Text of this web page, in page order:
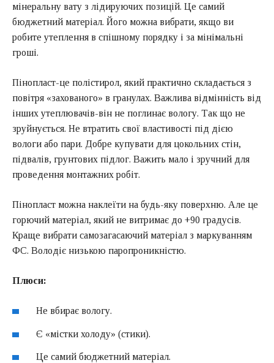
мінеральну вату з лідируючих позицій. Це самий
бюджетний матеріал. Його можна вибрати, якщо ви
робите утеплення в спішному порядку і за мінімальні
гроші.
Пінопласт-це полістирол, який практично складається з
повітря «захованого» в гранулах. Важлива відмінність від
інших утеплювачів-він не поглинає вологу. Так що не
зруйнується. Не втратить свої властивості під дією
вологи або пари. Добре купувати для цокольних стін,
підвалів, грунтових підлог. Важить мало і зручний для
проведення монтажних робіт.
Пінопласт можна наклеїти на будь-яку поверхню. Але це
горючий матеріал, який не витримає до +90 градусів.
Краще вибрати самозагасаючий матеріал з маркуванням
ФС. Володіє низькою паропроникністю.
Плюси:
Не вбирає вологу.
Є «містки холоду» (стики).
Це самий бюджетний матеріал.